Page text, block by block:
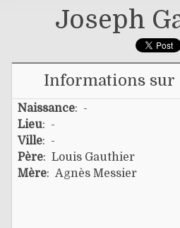
Joseph
Informations sur
Naissance: -
Lieu: -
Ville: -
Père: Louis Gauthier
Mère: Agnès Messier